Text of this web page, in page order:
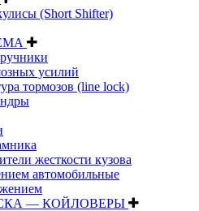
(Short Shifter)
усилий
тормозов (line lock)
жесткости кузова
автомобильные
— КОЙЛОВЕРЫ